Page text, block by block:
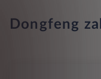
Dongfeng